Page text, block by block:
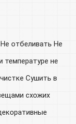
отбеливать Не
температуре не
Сушить в
схожих